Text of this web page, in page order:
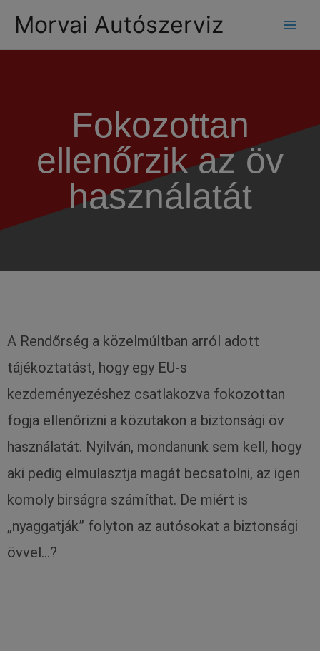
Morvai Autószerviz
Fokozottan
ellenőrzik az öv
használatát
A Rendőrség a közelmúltban arról adott
tájékoztatást, hogy egy EU-s
kezdeményezéshez csatlakozva fokozottan
fogja ellenőrizni a közutakon a biztonsági öv
használatát. Nyilván, mondanunk sem kell, hogy
aki pedig elmulasztja magát becsatolni, az igen
komoly birságra számíthat. De miért is
„nyaggatják” folyton az autósokat a biztonsági
övvel…?